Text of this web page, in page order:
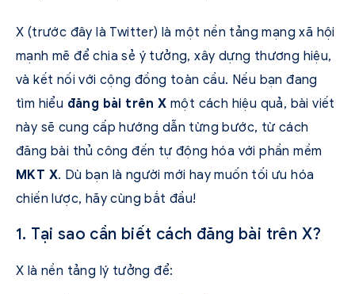
X (trước đây là Twitter) là một nền tảng mạng xã hội
mạnh mẽ để chia sẻ ý tưởng, xây dựng thương hiệu,
và kết nối với cộng đồng toàn cầu. Nếu bạn đang
tìm hiểu đăng bài trên X một cách hiệu quả, bài viết
này sẽ cung cấp hướng dẫn từng bước, từ cách
đăng bài thủ công đến tự động hóa với phần mềm
MKT X. Dù bạn là người mới hay muốn tối ưu hóa
chiến lược, hãy cùng bắt đầu!
1. Tại sao cần biết cách đăng bài trên X?
X là nền tảng lý tưởng để: